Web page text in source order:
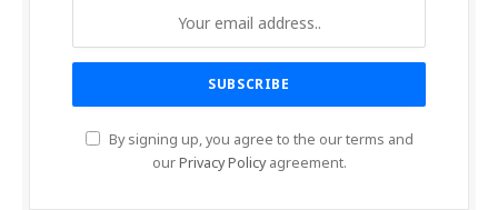
By signing up, you agree to the our terms and
ourPrivacy Policyagreement.